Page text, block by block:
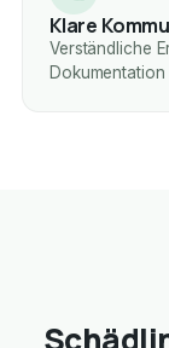
Klare
Verständliche